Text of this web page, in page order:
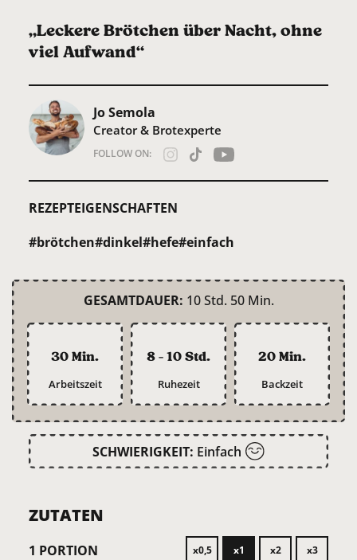
„Leckere Brötchen über Nacht, ohne
viel Aufwand“
Jo Semola
Creator & Brotexperte
FOLLOW ON:
REZEPTEIGENSCHAFTEN
#brötchen#dinkel#hefe#einfach
GESAMTDAUER: 10 Std. 50 Min.
30 Min.
Arbeitszeit
8 - 10 Std.
Ruhezeit
20 Min.
Backzeit
SCHWIERIGKEIT: Einfach
ZUTATEN
1 PORTION x0,5 x1 x2
x3